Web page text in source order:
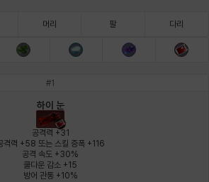
아이작 알렉스 알론소 얀
유스티나 유키
머리 팔 다리
#1
하이 눈
공격력 +31
격력 +58 또는 스킬 증폭 +116
공격 속도 +30%
쿨다운 감소 +15
방어 관통 +10%